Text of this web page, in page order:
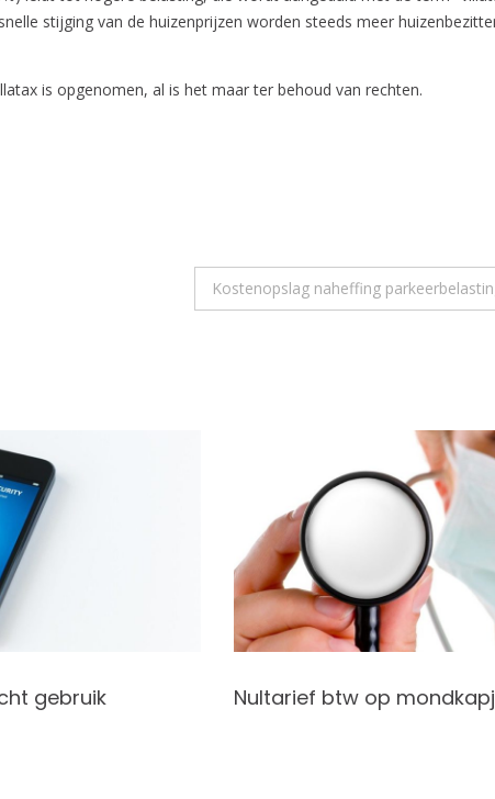
stijging van de huizenprijzen worden steeds meer
is opgenomen, al is het maar ter behoud van rechten.
Kostenopslag naheffing
gebruik
Nultarief btw op